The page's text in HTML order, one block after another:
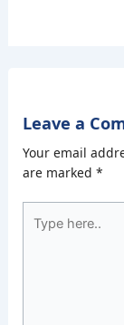
Leave a
Your email
are marked *
here..